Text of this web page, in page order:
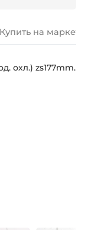
Купить на
охл.) zs177mm.